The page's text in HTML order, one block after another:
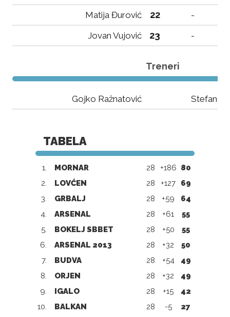
Matija Đurović
22
-
Jovan Vujović
23 -
Treneri
Gojko Ražnatović Stefan
TABELA
1. MORNAR 28 +186 80
2.
LOVĆEN 28 +127
69
3.
GRBALJ 28 +59
64
4.
ARSENAL 28 +61
55
5.
BOKELJ SBBET 28 +50
55
6.
ARSENAL 2013 28 +32
50
7.
BUDVA 28 +54
49
8.
ORJEN 28 +32
49
9.
IGALO 28 +15
42
10.
BALKAN 28 -5
27